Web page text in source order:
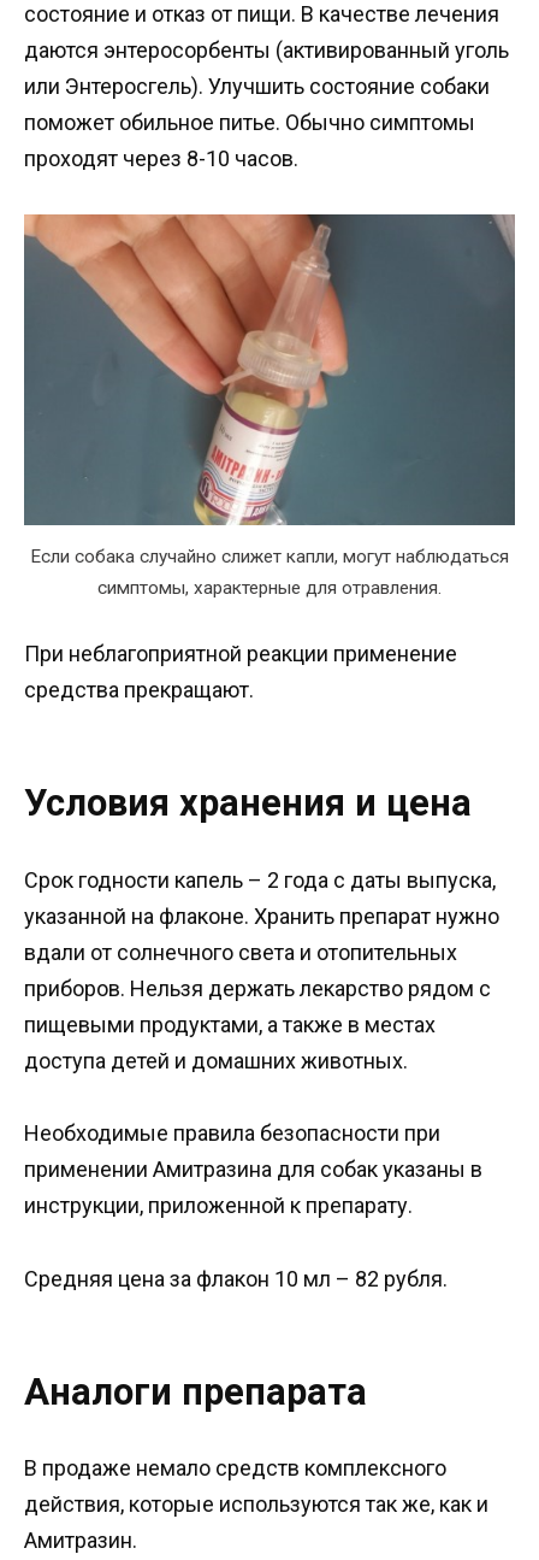
состояние и отказ от пищи. В качестве лечения
даются энтеросорбенты (активированный уголь
или Энтеросгель). Улучшить состояние собаки
поможет обильное питье. Обычно симптомы
проходят через 8-10 часов.
Если собака случайно слижет капли, могут наблюдаться
симптомы, характерные для отравления.
При неблагоприятной реакции применение
средства прекращают.
Условия хранения и цена
Срок годности капель – 2 года с даты выпуска,
указанной на флаконе. Хранить препарат нужно
вдали от солнечного света и отопительных
приборов. Нельзя держать лекарство рядом с
пищевыми продуктами, а также в местах
доступа детей и домашних животных.
Необходимые правила безопасности при
применении Амитразина для собак указаны в
инструкции, приложенной к препарату.
Средняя цена за флакон 10 мл – 82 рубля.
Аналоги препарата
В продаже немало средств комплексного
действия, которые используются так же, как и
Амитразин.